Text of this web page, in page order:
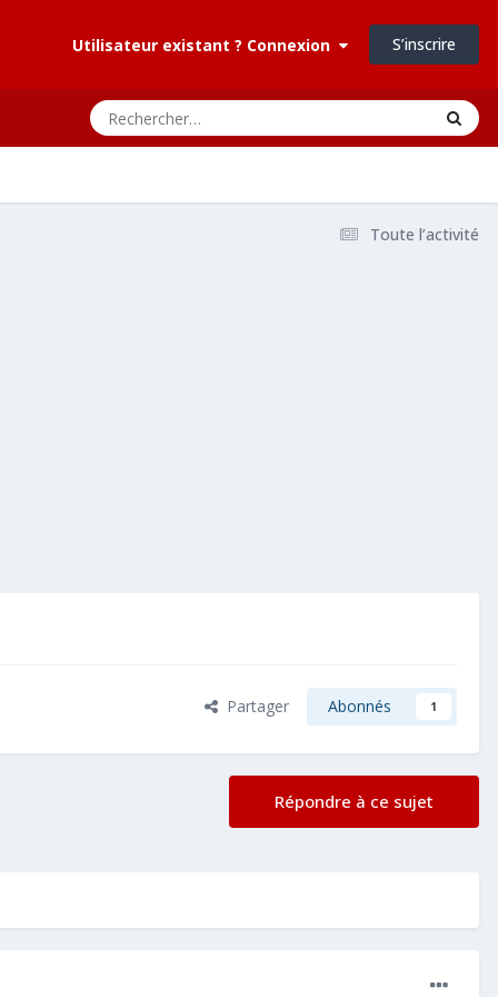
Utilisateur existant ? Connexion S’inscrire
Toute l’activité
Partager Abonnés 1
Répondre à ce sujet